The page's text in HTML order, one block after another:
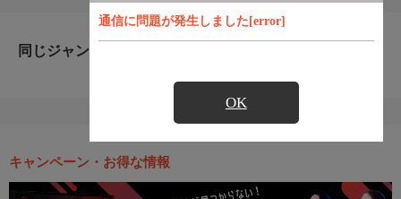
通信に問題が発生しました[error]
OK
同じジャンルのおすすめ番組
キャンペーン・お得な情報